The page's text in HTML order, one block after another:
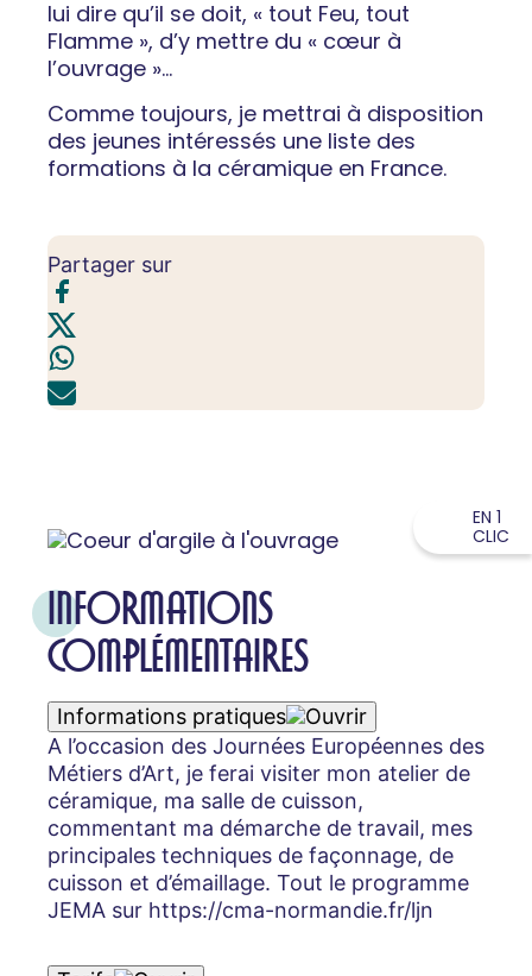
lui dire qu’il se doit, « tout Feu, tout
Flamme », d’y mettre du « cœur à
l’ouvrage »...
Comme toujours, je mettrai à disposition
des jeunes intéressés une liste des
formations à la céramique en France.
Partager sur
INFORMATIONS
COMPLÉMENTAIRES
Informations pratiques
A l’occasion des Journées Européennes des
Métiers d’Art, je ferai visiter mon atelier de
céramique, ma salle de cuisson,
commentant ma démarche de travail, mes
principales techniques de façonnage, de
cuisson et d’émaillage. Tout le programme
JEMA sur https://cma-normandie.fr/ljn
EN 1
CLIC